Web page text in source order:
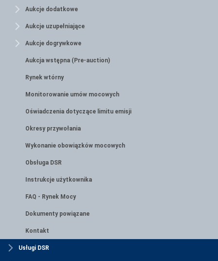
Aukcje dodatkowe
Aukcje uzupełniające
Aukcje dogrywkowe
Aukcja wstępna (Pre-auction)
Rynek wtórny
Monitorowanie umów mocowych
Oświadczenia dotyczące limitu emisji
Okresy przywołania
Wykonanie obowiązków mocowych
Obsługa DSR
Instrukcje użytkownika
FAQ - Rynek Mocy
Dokumenty powiązane
Kontakt
Usługi DSR